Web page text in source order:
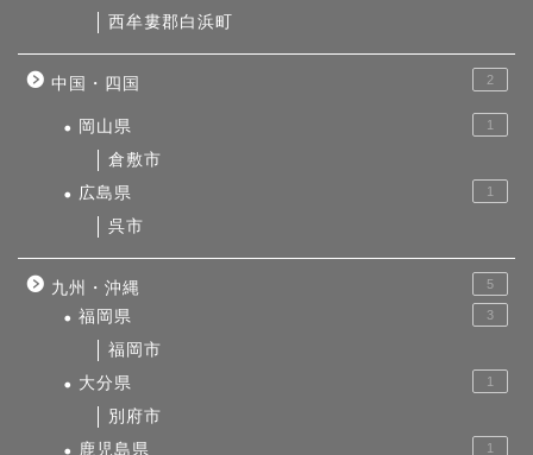
西牟婁郡白浜町
中国・四国 2
岡山県 1
倉敷市
広島県
1
呉市
九州・沖縄 5
福岡県 3
福岡市
大分県
1
別府市
鹿児島県
1